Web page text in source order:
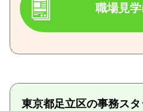
職場見
東京都足立区の事務ス